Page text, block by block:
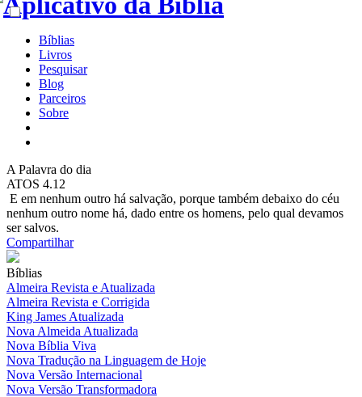
Bíblias
Livros
Pesquisar
Blog
Parceiros
Sobre
A Palavra do dia
ATOS 4.12
E em nenhum outro há salvação, porque também debaixo do céu
nenhum outro nome há, dado entre os homens, pelo qual devamos
ser salvos.
Compartilhar
Bíblias
Almeira Revista e Atualizada
Almeira Revista e Corrigida
King James Atualizada
Nova Almeida Atualizada
Nova Bíblia Viva
Nova Tradução na Linguagem de Hoje
Nova Versão Internacional
Nova Versão Transformadora